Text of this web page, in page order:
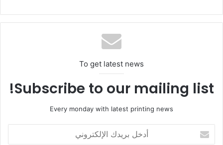
To get latest news
Subscribe to our mailing list!
Every monday with latest printing news
بريدك